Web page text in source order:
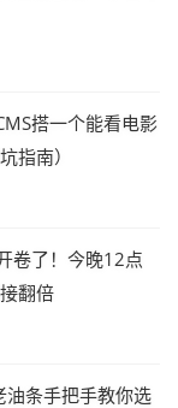
搭一个能看电影
指南）
卷了！今晚12点
翻倍
油条手把手教你选